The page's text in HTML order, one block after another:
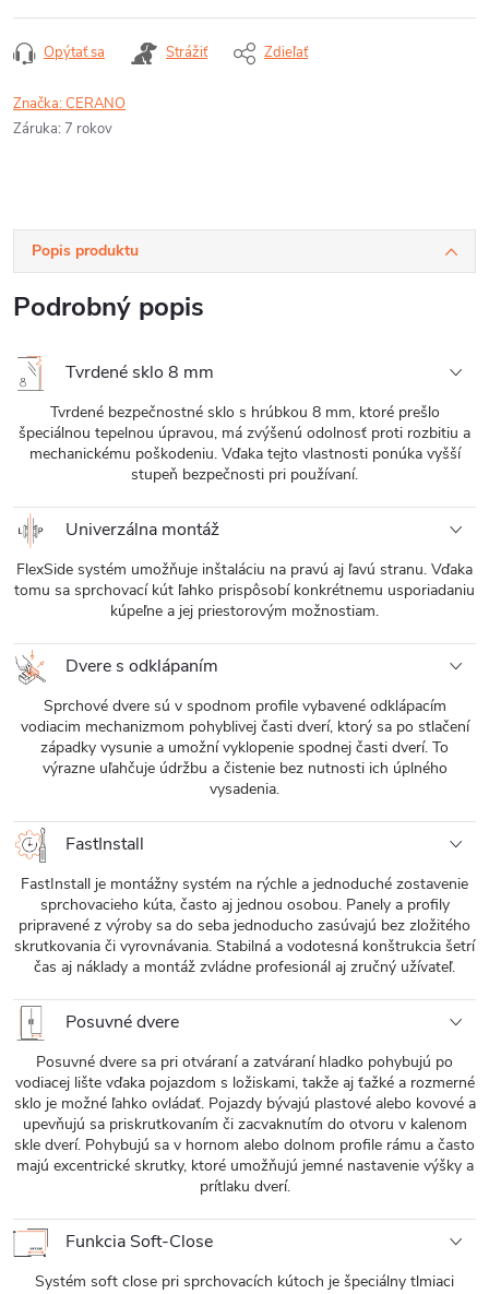
Opýtať sa Strážiť Zdieľať
Značka:CERANO
Záruka: 7 rokov
Popis produktu
Podrobný popis
Tvrdené sklo 8 mm
Tvrdené bezpečnostné sklo s hrúbkou 8 mm, ktoré prešlo
špeciálnou tepelnou úpravou, má zvýšenú odolnosť proti rozbitiu a
mechanickému poškodeniu. Vďaka tejto vlastnosti ponúka vyšší
stupeň bezpečnosti pri používaní.
Univerzálna montáž
FlexSide systém umožňuje inštaláciu na pravú aj ľavú stranu. Vďaka
tomu sa sprchovací kút ľahko prispôsobí konkrétnemu usporiadaniu
kúpeľne a jej priestorovým možnostiam.
Dvere s odklápaním
Sprchové dvere sú v spodnom profile vybavené odklápacím
vodiacim mechanizmom pohyblivej časti dverí, ktorý sa po stlačení
západky vysunie a umožní vyklopenie spodnej časti dverí. To
výrazne uľahčuje údržbu a čistenie bez nutnosti ich úplného
vysadenia.
FastInstall
FastInstall je montážny systém na rýchle a jednoduché zostavenie
sprchovacieho kúta, často aj jednou osobou. Panely a profily
pripravené z výroby sa do seba jednoducho zasúvajú bez zložitého
skrutkovania či vyrovnávania. Stabilná a vodotesná konštrukcia šetrí
čas aj náklady a montáž zvládne profesionál aj zručný užívateľ.
Posuvné dvere
Posuvné dvere sa pri otváraní a zatváraní hladko pohybujú po
vodiacej lište vďaka pojazdom s ložiskami, takže aj ťažké a rozmerné
sklo je možné ľahko ovládať. Pojazdy bývajú plastové alebo kovové a
upevňujú sa priskrutkovaním či zacvaknutím do otvoru v kalenom
skle dverí. Pohybujú sa v hornom alebo dolnom profile rámu a často
majú excentrické skrutky, ktoré umožňujú jemné nastavenie výšky a
prítlaku dverí.
Funkcia Soft-Close
Systém soft close pri sprchovacích kútoch je špeciálny tlmiaci